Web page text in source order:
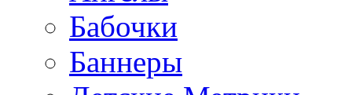
Бабочки
Баннеры